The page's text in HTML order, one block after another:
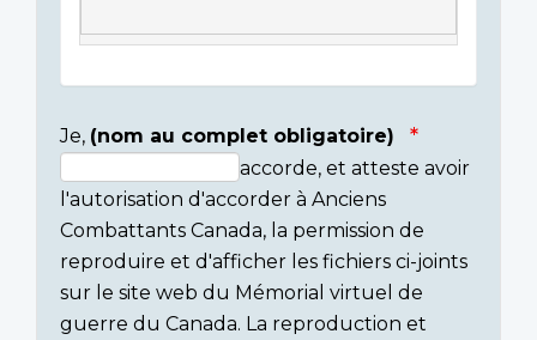
Consent
section
Je, (nom au complet obligatoire)
accorde, et atteste avoir
l'autorisation d'accorder à Anciens
Combattants Canada, la permission de
reproduire et d'afficher les fichiers ci-joints
sur le site web du Mémorial virtuel de
guerre du Canada. La reproduction et